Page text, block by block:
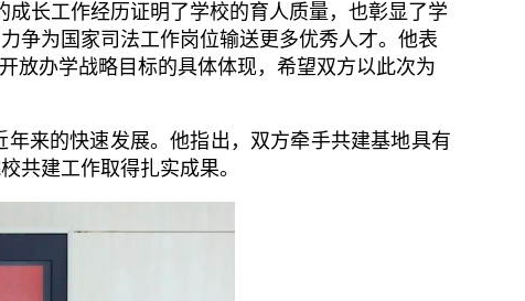
长工作经历证明了学校的育人质量，也彰显了学
争为国家司法工作岗位输送更多优秀人才。他表
放办学战略目标的具体体现，希望双方以此次为
来的快速发展。他指出，双方牵手共建基地具有
共建工作取得扎实成果。